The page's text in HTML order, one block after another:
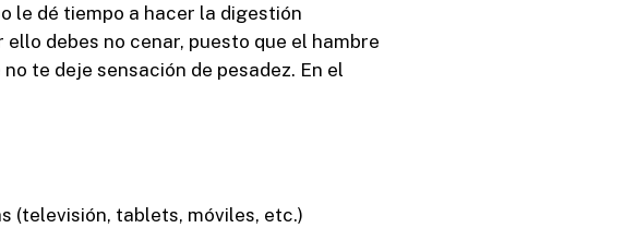
le dé tiempo a hacer la digestión
debes no cenar, puesto que el hambre
te deje sensación de pesadez. En el
(televisión, tablets, móviles, etc.)